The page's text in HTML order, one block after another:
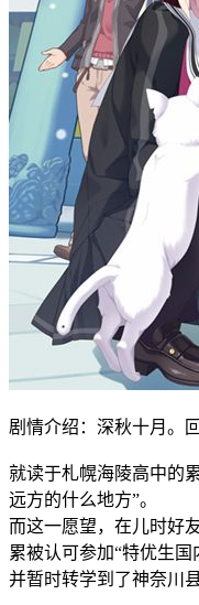
剧情介绍：深秋十月。
就读于札幌海陵高中的
远方的什么地方”。
而这一愿望，在儿时好
累被认可参加“特优生国
并暂时转学到了神奈川